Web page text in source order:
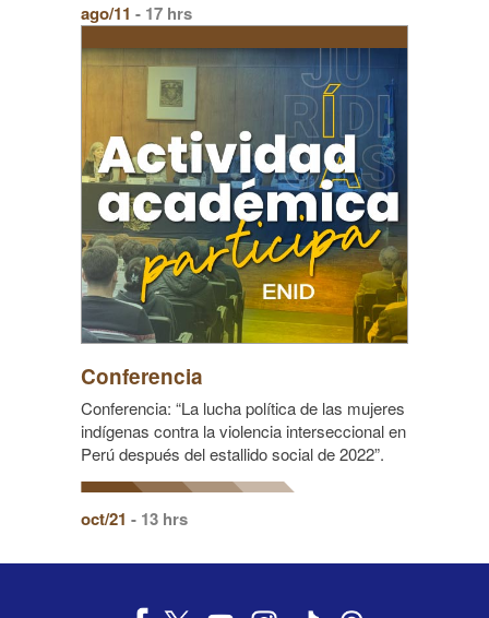
ago/11 - 17 hrs
Conferencia
Conferencia: “La lucha política de las mujeres
indígenas contra la violencia interseccional en
Perú después del estallido social de 2022”.
oct/21 - 13 hrs